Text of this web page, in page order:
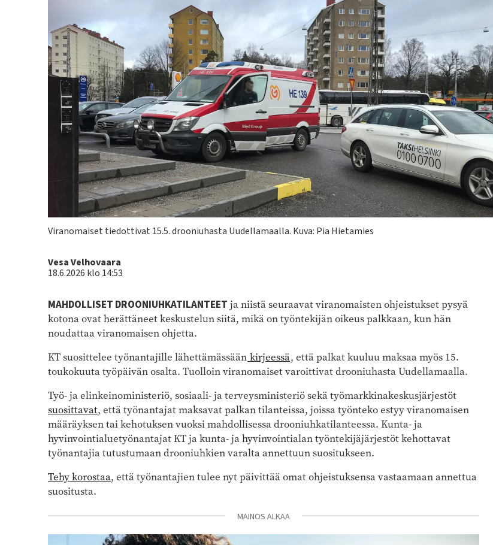
Kuvateksti
Viranomaiset tiedottivat 15.5. drooniuhasta Uudellamaalla. Kuva: Pia Hietamies
Kirjoittaja
Vesa Velhovaara
18.6.2026 klo 14:53
MAHDOLLISET DROONIUHKATILANTEET ja niistä seuraavat viranomaisten ohjeistukset pysyä
kotona ovat herättäneet keskustelun siitä, mikä on työntekijän oikeus palkkaan, kun hän
noudattaa viranomaisen ohjetta.
KT suosittelee työnantajille lähettämässään kirjeessä, että palkat kuuluu maksaa myös 15.
toukokuuta työpäivän osalta. Tuolloin viranomaiset varoittivat drooniuhasta Uudellamaalla.
Työ- ja elinkeinoministeriö, sosiaali- ja terveysministeriö sekä työmarkkinakeskusjärjestöt
suosittavat, että työnantajat maksavat palkan tilanteissa, joissa työnteko estyy viranomaisen
määräyksen tai kehotuksen vuoksi mahdollisessa drooniuhkatilanteessa. Kunta- ja
hyvinvointialuetyönantajat KT ja kunta- ja hyvinvointialan työntekijäjärjestöt kehottavat
työnantajia tutustumaan drooniuhkien varalta annettuun suositukseen.
Tehy korostaa, että työnantajien tulee nyt päivittää omat ohjeistuksensa vastaamaan annettua
suositusta.
MAINOS ALKAA